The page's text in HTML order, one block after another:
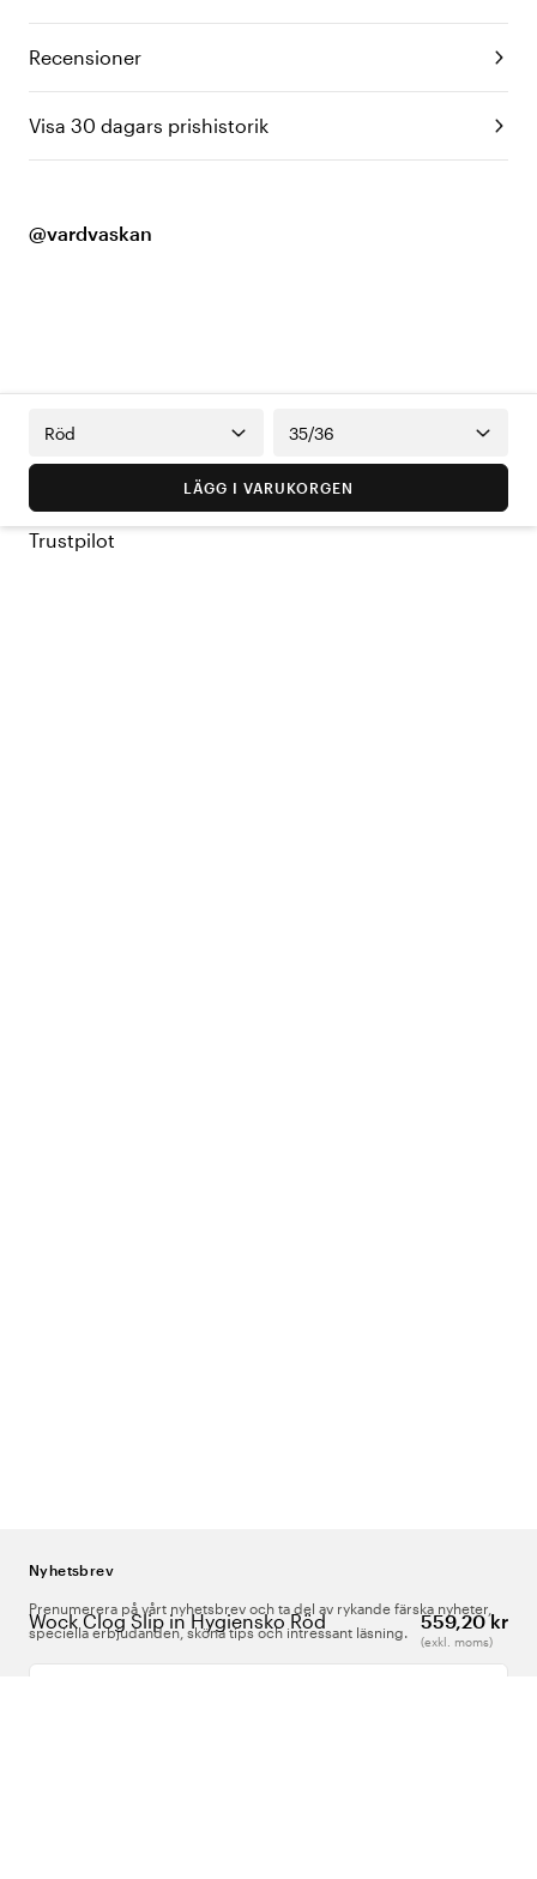
Recensioner
Visa 30 dagars prishistorik
@vardvaskan
Wock Clog Slip in Hygiensko Röd 559,20 kr
(exkl. moms)
Röd 35/36
LÄGG I VARUKORGEN
Trustpilot
Nyhetsbrev
Prenumerera på vårt nyhetsbrev och ta del av rykande färska nyheter,
speciella erbjudanden, sköna tips och intressant läsning.
Ange din e-postadress